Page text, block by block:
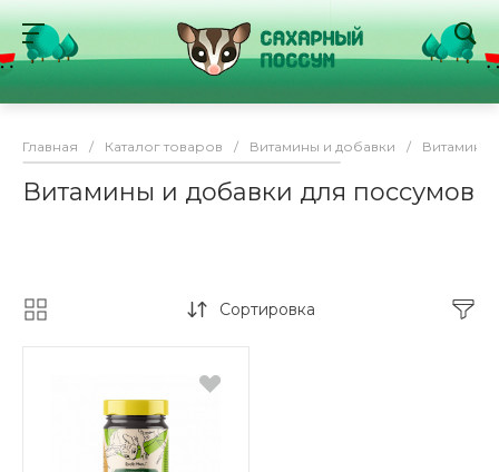
Главная / Каталог товаров / Витамины и добавки / Витамины
Витамины и добавки для поссумов
Сортировка